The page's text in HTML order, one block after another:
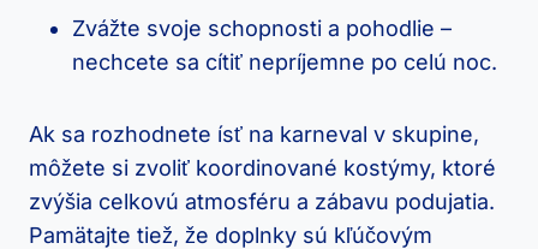
Zvážte svoje schopnosti a pohodlie –
nechcete sa cítiť nepríjemne po celú noc.
Ak sa rozhodnete ísť na karneval v skupine,
môžete si zvoliť koordinované kostýmy, ktoré
zvýšia celkovú atmosféru a zábavu podujatia.
Pamätajte tiež, že doplnky sú kľúčovým